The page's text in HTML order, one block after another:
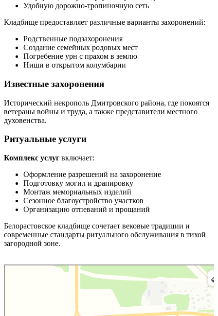
Удобную дорожно-тропиночную сеть
Кладбище предоставляет различные варианты захоронений:
Родственные подзахоронения
Создание семейных родовых мест
Погребение урн с прахом в землю
Ниши в открытом колумбарии
Известные захоронения
Исторический некрополь Дмитровского района, где покоятся
ветераны войны и труда, а также представители местного
духовенства.
Ритуальные услуги
Комплекс услуг включает:
Оформление разрешений на захоронение
Подготовку могил и драпировку
Монтаж мемориальных изделий
Сезонное благоустройство участков
Организацию отпеваний и прощаний
Белорастовское кладбище сочетает вековые традиции и
современные стандарты ритуального обслуживания в тихой
загородной зоне.
Яндекс Карты — транспорт, навигация, поиск мест